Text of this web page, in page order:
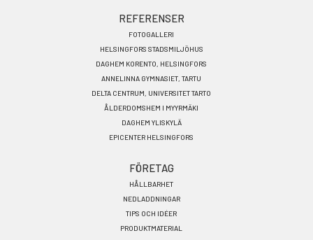
REFERENSER
FOTOGALLERI
HELSINGFORS STADSMILJÖHUS
DAGHEM KORENTO, HELSINGFORS
ANNELINNA GYMNASIET, TARTU
DELTA CENTRUM, UNIVERSITET TARTO
ÅLDERDOMSHEM I MYYRMÄKI
DAGHEM YLISKYLÄ
EPICENTER HELSINGFORS
FÖRETAG
HÅLLBARHET
NEDLADDNINGAR
TIPS OCH IDÉER
PRODUKTMATERIAL